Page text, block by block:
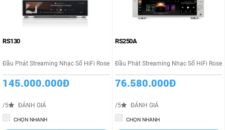
RS130
Đầu Phát Streaming Nhạc Số HiFi Rose
145.000.000Đ
/5 ĐÁNH GIÁ
CHỌN NHANH
RS250A
Đầu Phát Streaming Nhạc Số HiFi Rose
76.580.000Đ
/5 ĐÁNH GIÁ
CHỌN NHANH